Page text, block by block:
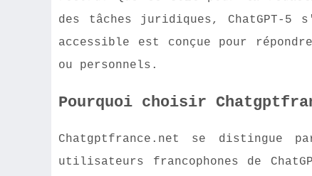
des tâches juridiques, ChatGPT-5
accessible est conçue pour
ou personnels.
Pourquoi choisir
Chatgptfrance.net se distingue
utilisateurs francophones de